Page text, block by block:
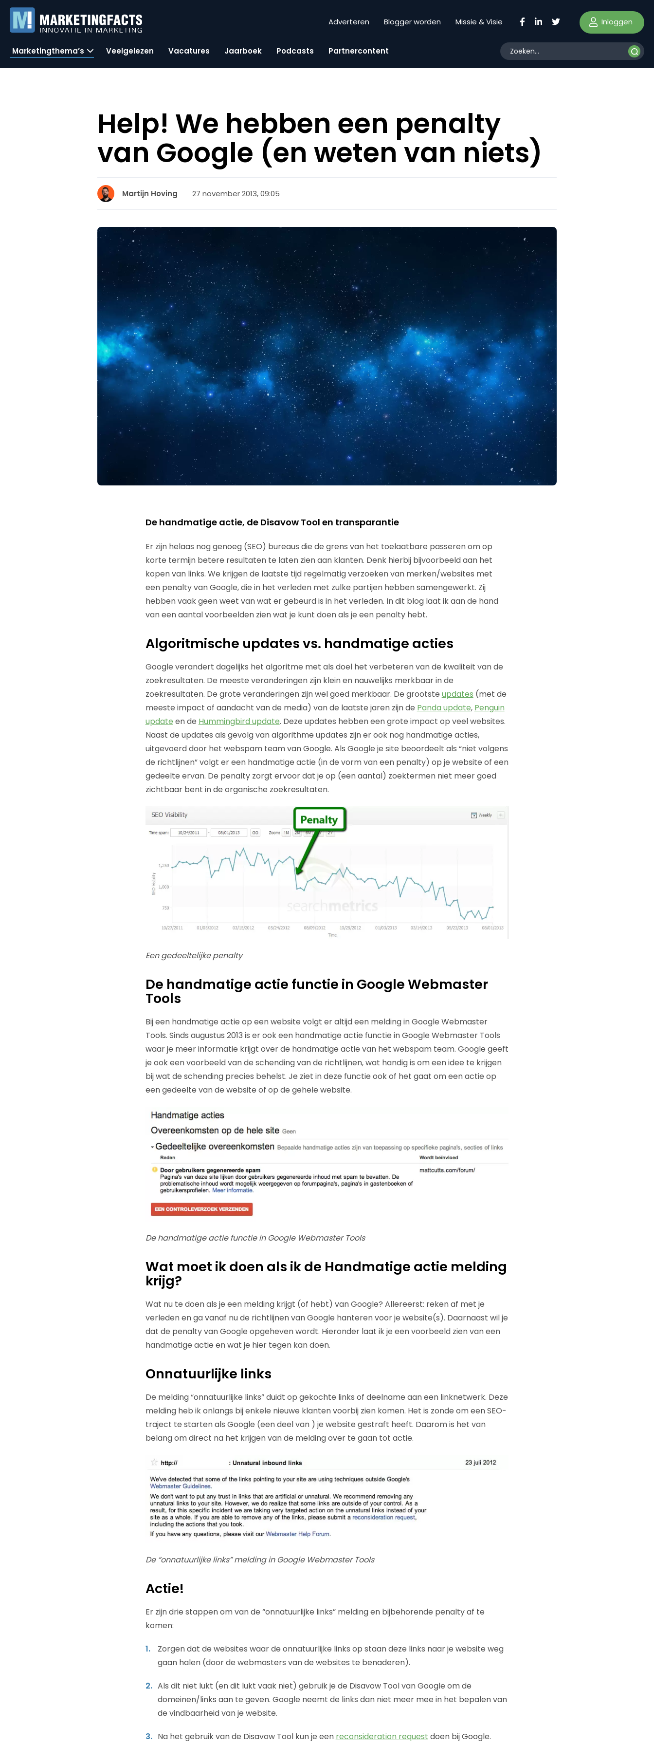
Adverteren Blogger worden Missie & Visie Inloggen
Marketingthema’s Veelgelezen Vacatures Jaarboek Podcasts Partnercontent
Help! We hebben een penalty
van Google (en weten van niets)
Martijn Hoving 27 november 2013, 09:05
De handmatige actie, de Disavow Tool en transparantie
Er zijn helaas nog genoeg (SEO) bureaus die de grens van het toelaatbare passeren om op
korte termijn betere resultaten te laten zien aan klanten. Denk hierbij bijvoorbeeld aan het
kopen van links. We krijgen de laatste tijd regelmatig verzoeken van merken/websites met
een penalty van Google, die in het verleden met zulke partijen hebben samengewerkt. Zij
hebben vaak geen weet van wat er gebeurd is in het verleden. In dit blog laat ik aan de hand
van een aantal voorbeelden zien wat je kunt doen als je een penalty hebt.
Algoritmische updates vs. handmatige acties
Google verandert dagelijks het algoritme met als doel het verbeteren van de kwaliteit van de
zoekresultaten. De meeste veranderingen zijn klein en nauwelijks merkbaar in de
zoekresultaten. De grote veranderingen zijn wel goed merkbaar. De grootste updates (met de
meeste impact of aandacht van de media) van de laatste jaren zijn de Panda update, Penguin
update en de Hummingbird update. Deze updates hebben een grote impact op veel websites.
Naast de updates als gevolg van algorithme updates zijn er ook nog handmatige acties,
uitgevoerd door het webspam team van Google. Als Google je site beoordeelt als “niet volgens
de richtlijnen” volgt er een handmatige actie (in de vorm van een penalty) op je website of een
gedeelte ervan. De penalty zorgt ervoor dat je op (een aantal) zoektermen niet meer goed
zichtbaar bent in de organische zoekresultaten.
Een gedeeltelijke penalty
De handmatige actie functie in Google Webmaster
Tools
Bij een handmatige actie op een website volgt er altijd een melding in Google Webmaster
Tools. Sinds augustus 2013 is er ook een handmatige actie functie in Google Webmaster Tools
waar je meer informatie krijgt over de handmatige actie van het webspam team. Google geeft
je ook een voorbeeld van de schending van de richtlijnen, wat handig is om een idee te krijgen
bij wat de schending precies behelst. Je ziet in deze functie ook of het gaat om een actie op
een gedeelte van de website of op de gehele website.
De handmatige actie functie in Google Webmaster Tools
Wat moet ik doen als ik de Handmatige actie melding
krijg?
Wat nu te doen als je een melding krijgt (of hebt) van Google? Allereerst: reken af met je
verleden en ga vanaf nu de richtlijnen van Google hanteren voor je website(s). Daarnaast wil je
dat de penalty van Google opgeheven wordt. Hieronder laat ik je een voorbeeld zien van een
handmatige actie en wat je hier tegen kan doen.
Onnatuurlijke links
De melding “onnatuurlijke links” duidt op gekochte links of deelname aan een linknetwerk. Deze
melding heb ik onlangs bij enkele nieuwe klanten voorbij zien komen. Het is zonde om een SEO-
traject te starten als Google (een deel van ) je website gestraft heeft. Daarom is het van
belang om direct na het krijgen van de melding over te gaan tot actie.
De “onnatuurlijke links” melding in Google Webmaster Tools
Actie!
Er zijn drie stappen om van de “onnatuurlijke links” melding en bijbehorende penalty af te
komen:
Zorgen dat de websites waar de onnatuurlijke links op staan deze links naar je website weg
gaan halen (door de webmasters van de websites te benaderen).
Als dit niet lukt (en dit lukt vaak niet) gebruik je de Disavow Tool van Google om de
domeinen/links aan te geven. Google neemt de links dan niet meer mee in het bepalen van
de vindbaarheid van je website.
Na het gebruik van de Disavow Tool kun je een reconsideration request doen bij Google.